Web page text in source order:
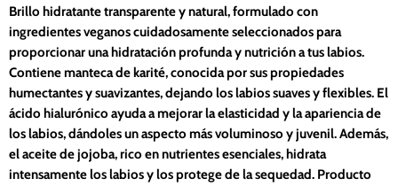
Brillo hidratante transparente y natural, formulado con
ingredientes veganos cuidadosamente seleccionados para
proporcionar una hidratación profunda y nutrición a tus labios.
Contiene manteca de karité, conocida por sus propiedades
humectantes y suavizantes, dejando los labios suaves y flexibles. El
ácido hialurónico ayuda a mejorar la elasticidad y la apariencia de
los labios, dándoles un aspecto más voluminoso y juvenil. Además,
el aceite de jojoba, rico en nutrientes esenciales, hidrata
intensamente los labios y los protege de la sequedad. Producto